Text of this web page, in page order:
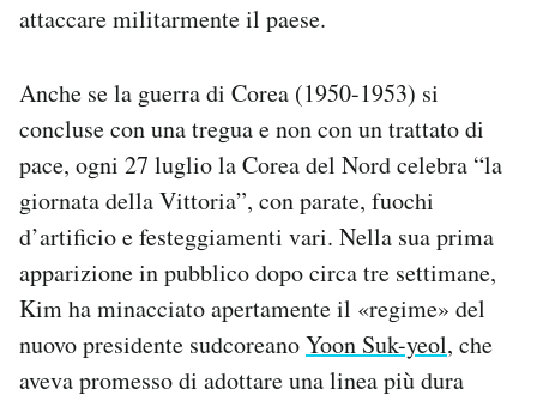
attaccare militarmente il paese.
Anche se la guerra di Corea (1950-1953) si
concluse con una tregua e non con un trattato di
pace, ogni 27 luglio la Corea del Nord celebra “la
giornata della Vittoria”, con parate, fuochi
d’artificio e festeggiamenti vari. Nella sua prima
apparizione in pubblico dopo circa tre settimane,
Kim ha minacciato apertamente il «regime» del
nuovo presidente sudcoreanoYoon Suk-yeol, che
aveva promesso di adottare una linea più dura